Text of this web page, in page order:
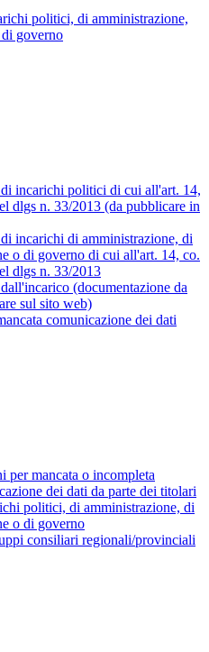
politici, di amministrazione,
governo
incarichi politici di cui all'art. 14,
dlgs n. 33/2013 (da pubblicare in
incarichi di amministrazione, di
o di governo di cui all'art. 14, co.
dlgs n. 33/2013
(documentazione da
sul sito web)
comunicazione dei dati
per mancata o incompleta
dei dati da parte dei titolari
politici, di amministrazione, di
o di governo
consiliari regionali/provinciali